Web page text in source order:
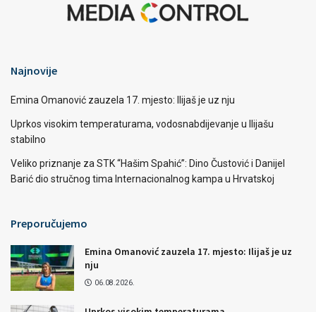
Najnovije
Emina Omanović zauzela 17. mjesto: Ilijaš je uz nju
Uprkos visokim temperaturama, vodosnabdijevanje u Ilijašu
stabilno
Veliko priznanje za STK “Hašim Spahić”: Dino Čustović i Danijel
Barić dio stručnog tima Internacionalnog kampa u Hrvatskoj
Preporučujemo
Emina Omanović zauzela 17. mjesto: Ilijaš je uz
nju
06.08.2026.